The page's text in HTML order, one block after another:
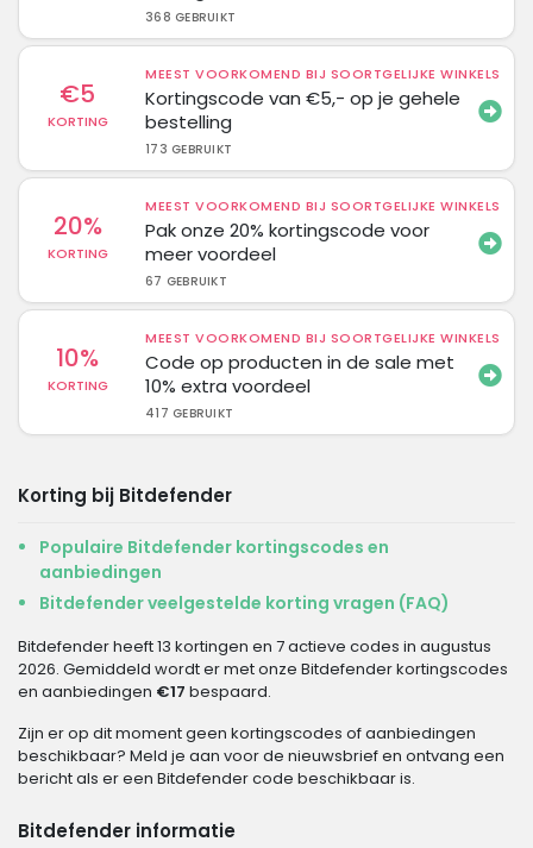
368 GEBRUIKT
€5
KORTING
MEEST VOORKOMEND BIJ SOORTGELIJKE WINKELS
Kortingscode van €5,- op je gehele
bestelling
173 GEBRUIKT
20%
KORTING
MEEST VOORKOMEND BIJ SOORTGELIJKE WINKELS
Pak onze 20% kortingscode voor
meer voordeel
67 GEBRUIKT
10%
KORTING
MEEST VOORKOMEND BIJ SOORTGELIJKE WINKELS
Code op producten in de sale met
10% extra voordeel
417 GEBRUIKT
Korting bij Bitdefender
Populaire Bitdefender kortingscodes en
aanbiedingen
Bitdefender veelgestelde korting vragen (FAQ)
Bitdefender heeft 13 kortingen en 7 actieve codes in augustus
2026. Gemiddeld wordt er met onze Bitdefender kortingscodes
en aanbiedingen €17 bespaard.
Zijn er op dit moment geen kortingscodes of aanbiedingen
beschikbaar? Meld je aan voor de nieuwsbrief en ontvang een
bericht als er een Bitdefender code beschikbaar is.
Bitdefender informatie